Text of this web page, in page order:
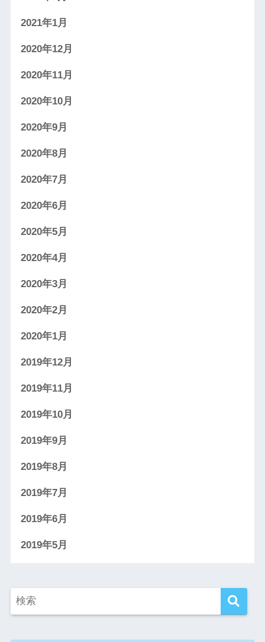
2021年1月
2020年12月
2020年11月
2020年10月
2020年9月
2020年8月
2020年7月
2020年6月
2020年5月
2020年4月
2020年3月
2020年2月
2020年1月
2019年12月
2019年11月
2019年10月
2019年9月
2019年8月
2019年7月
2019年6月
2019年5月